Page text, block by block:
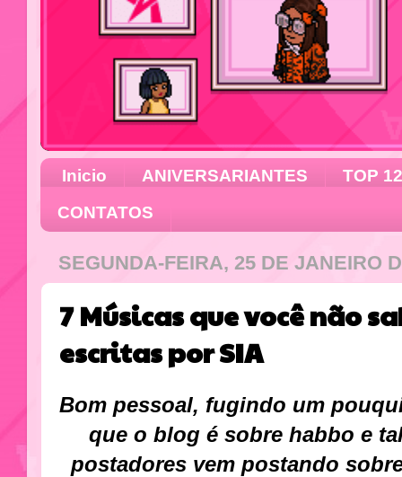
Inicio ANIVERSARIANTES
TOP 12
CONTATOS
SEGUNDA-FEIRA, 25 DE JANEIRO
7 Músicas que você não
escritas por SIA
Bom pessoal, fugindo um
que o blog é sobre habbo e
postadores vem postando